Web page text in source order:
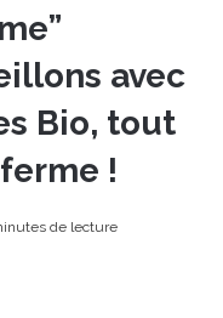
avec
Bio, tout
!
de lecture